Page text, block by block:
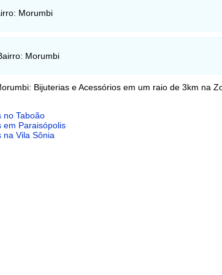
Morumbi
Morumbi
Bijuterias e Acessórios em um raio de 3km na
no Taboão
em Paraisópolis
na Vila Sônia